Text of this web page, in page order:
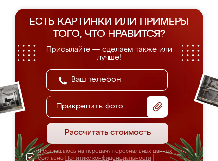
ЕСТЬ КАРТИНКИ ИЛИ ПРИМЕРЫ
ТОГО, ЧТО НРАВИТСЯ?
Присылайте — сделаем также или
лучше!
Прикрепить фото
Рассчитать стоимость
Я соглашаюсь на передачу персональных данных
согласно Политике конфиденциальности